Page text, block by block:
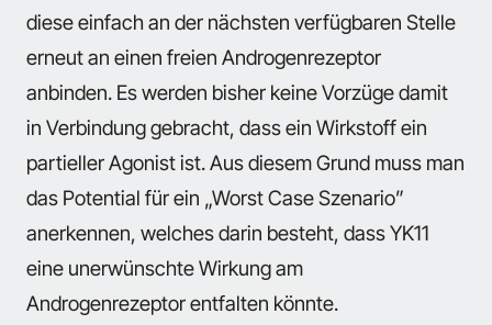
diese einfach an der nächsten verfügbaren Stelle
erneut an einen freien Androgenrezeptor
anbinden. Es werden bisher keine Vorzüge damit
in Verbindung gebracht, dass ein Wirkstoff ein
partieller Agonist ist. Aus diesem Grund muss man
das Potential für ein „Worst Case Szenario”
anerkennen, welches darin besteht, dass YK11
eine unerwünschte Wirkung am
Androgenrezeptor entfalten könnte.